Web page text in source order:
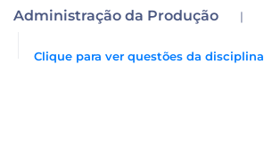
Administração da Produção |
Clique para ver questões da disciplina